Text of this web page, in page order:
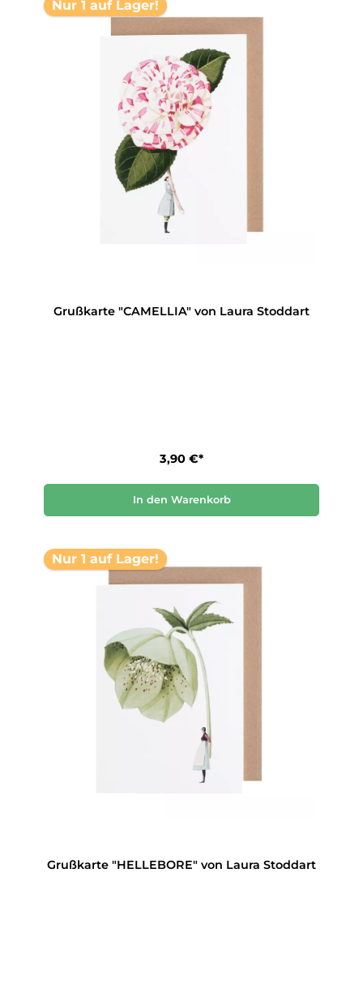
Nur 1 auf Lager!
Grußkarte "CAMELLIA" von Laura Stoddart
3,90 €*
In den Warenkorb
Nur 1 auf Lager!
Grußkarte "HELLEBORE" von Laura Stoddart